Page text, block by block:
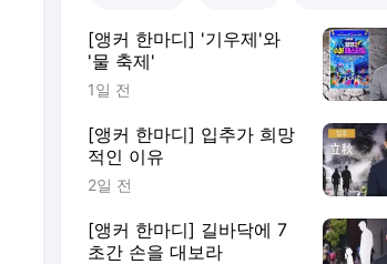
[앵커 한마디] '기우제'와
'물 축제'
1일 전
[앵커 한마디] 입추가 희망
적인 이유
2일 전
[앵커 한마디] 길바닥에 7
초간 손을 대보라